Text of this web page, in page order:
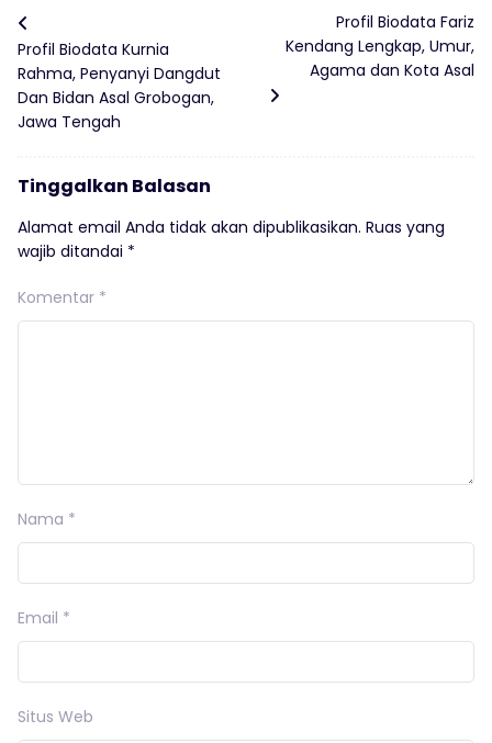
Profil Biodata Kurnia
Rahma, Penyanyi Dangdut
Dan Bidan Asal Grobogan,
Jawa Tengah
Profil Biodata Fariz
Kendang Lengkap, Umur,
Agama dan Kota Asal
Tinggalkan Balasan
Alamat email Anda tidak akan dipublikasikan. Ruas yang
wajib ditandai *
Komentar *
Nama *
Email *
Situs Web